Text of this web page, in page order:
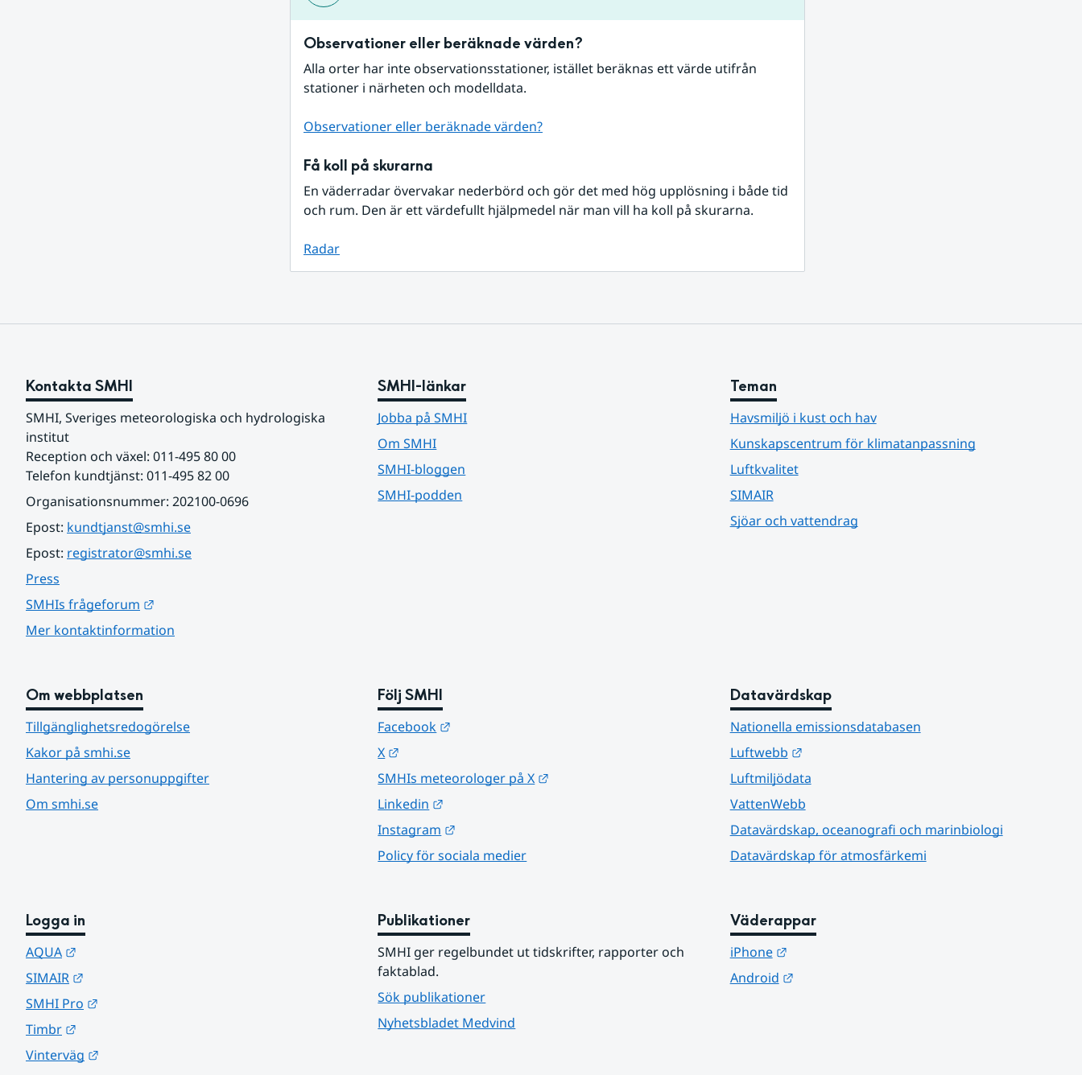
Observationer eller beräknade värden?
Alla orter har inte observationsstationer, istället beräknas ett värde utifrån
stationer i närheten och modelldata.
Observationer eller beräknade värden?
Få koll på skurarna
En väderradar övervakar nederbörd och gör det med hög upplösning i både tid
och rum. Den är ett värdefullt hjälpmedel när man vill ha koll på skurarna.
Radar
Kontakta SMHI
SMHI, Sveriges meteorologiska och hydrologiska
institut
Reception och växel: 011-495 80 00
Telefon kundtjänst: 011-495 82 00
Organisationsnummer: 202100-0696
Epost: kundtjanst@smhi.se
Epost: registrator@smhi.se
Press
SMHIs frågeforum
Mer kontaktinformation
SMHI-länkar
Jobba på SMHI
Om SMHI
SMHI-bloggen
SMHI-podden
Teman
Havsmiljö i kust och hav
Kunskapscentrum för klimatanpassning
Luftkvalitet
SIMAIR
Sjöar och vattendrag
Om webbplatsen
Tillgänglighetsredogörelse
Kakor på smhi.se
Hantering av personuppgifter
Om smhi.se
Följ SMHI
Facebook
X
SMHIs meteorologer på X
Linkedin
Instagram
Policy för sociala medier
Datavärdskap
Nationella emissionsdatabasen
Luftwebb
Länk till annan webbplats.
Luftmiljödata
VattenWebb
Datavärdskap, oceanografi och marinbiologi
Datavärdskap för atmosfärkemi
Logga in
AQUA
SIMAIR
SMHI Pro
Timbr
Vinterväg
Publikationer
SMHI ger regelbundet ut tidskrifter, rapporter och
faktablad.
Sök publikationer
Nyhetsbladet Medvind
Väderappar
iPhone
Länk till annan webbplats.
Android
Länk till annan webbplats.